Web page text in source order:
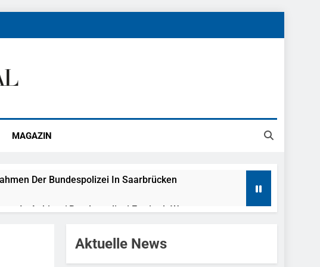
MAGAZIN
Der Bundespolizei In Saarbrücken
In Aubing / Bundespolizei Ermittelt Wegen
Fest / Mann Nach Gleissturz Verletzt
Aktuelle News